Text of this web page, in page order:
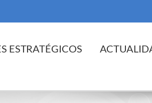
ESTRATÉGICOS